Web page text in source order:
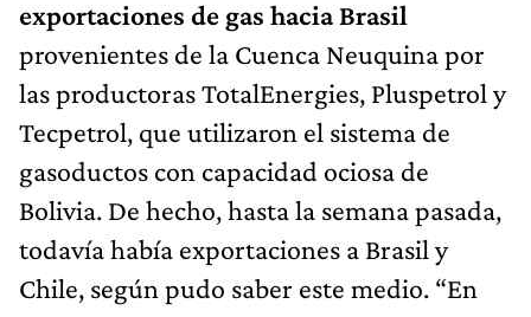
exportaciones de gas hacia Brasil
provenientes de la Cuenca Neuquina por
las productoras TotalEnergies, Pluspetrol y
Tecpetrol, que utilizaron el sistema de
gasoductos con capacidad ociosa de
Bolivia. De hecho, hasta la semana pasada,
todavía había exportaciones a Brasil y
Chile, según pudo saber este medio. “En